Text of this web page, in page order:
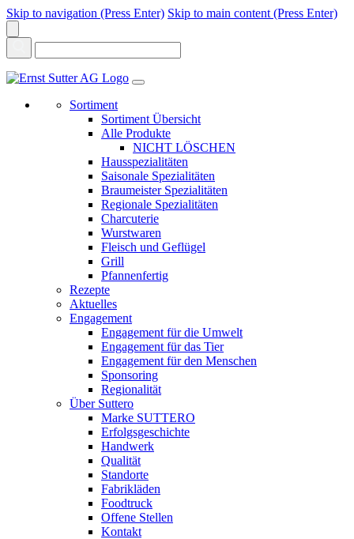
Skip to navigation (Press Enter) Skip to main content (Press Enter)
Sortiment
Sortiment Übersicht
Alle Produkte
NICHT LÖSCHEN
Hausspezialitäten
Saisonale Spezialitäten
Braumeister Spezialitäten
Regionale Spezialitäten
Charcuterie
Wurstwaren
Fleisch und Geflügel
Grill
Pfannenfertig
Rezepte
Aktuelles
Engagement
Engagement für die Umwelt
Engagement für das Tier
Engagement für den Menschen
Sponsoring
Regionalität
Über Suttero
Marke SUTTERO
Erfolgsgeschichte
Handwerk
Qualität
Standorte
Fabrikläden
Foodtruck
Offene Stellen
Kontakt